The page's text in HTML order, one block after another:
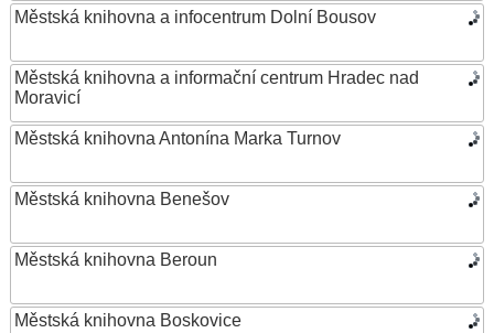
Městská knihovna a infocentrum Dolní Bousov
Městská knihovna a informační centrum Hradec nad
Moravicí
Městská knihovna Antonína Marka Turnov
Městská knihovna Benešov
Městská knihovna Beroun
Městská knihovna Boskovice